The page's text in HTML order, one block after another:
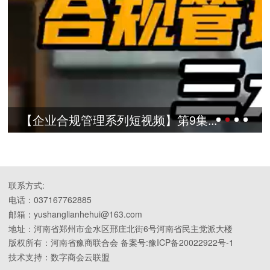
【企业合规管理系列短视频】第9集...
联系方式:
电话：037167762885
邮箱：yushanglianhehui@163.com
地址：河南省郑州市金水区邢庄北街6号河南省民主党派大楼
版权所有：河南省豫商联合会 备案号:豫ICP备20022922号-1
技术支持：数字商会云联盟